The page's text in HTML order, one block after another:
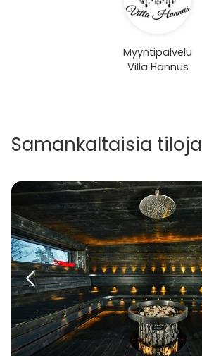
Myyntipalvelu
Villa Hannus
Samankaltaisia tiloja